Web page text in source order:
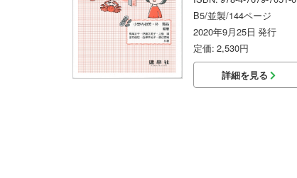
B5/並製/144ページ
2020年9月25日 発行
定価: 2,530円
詳細を見る